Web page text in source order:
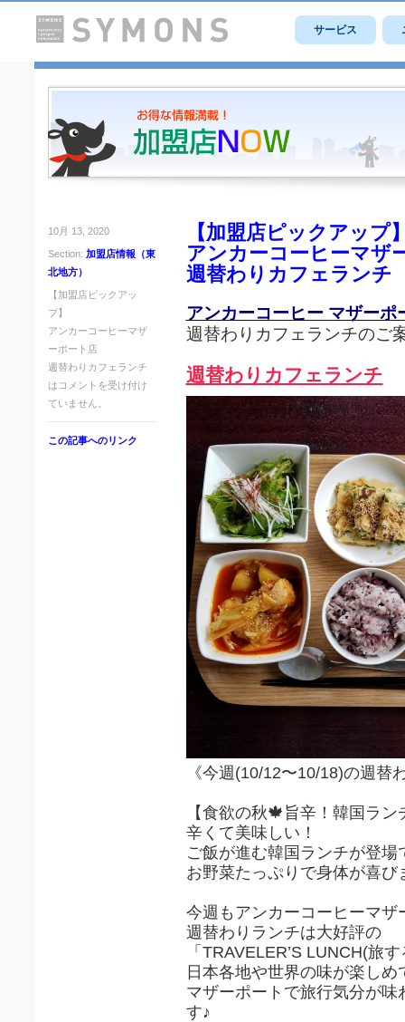
サービス
10月 13, 2020
Section: 加盟店情報（東
北地方）
【加盟店ピックアッ
プ】
アンカーコーヒーマザ
ーポート店
週替わりカフェランチ
は コメントを受け付け
ていません。
この記事へのリンク
【加盟店ピックアップ
アンカーコーヒーマザ
週替わりカフェランチ
アンカーコーヒー マザーポ
週替わりカフェランチのご
週替わりカフェランチ
《今週(10/12〜10/18)の週替
【食欲の秋🍁旨辛！韓国ラン
辛くて美味しい！
ご飯が進む韓国ランチが登場
お野菜たっぷりで身体が喜び
今週もアンカーコーヒーマザ
週替わりランチは大好評の
「TRAVELER’S LUNCH(旅
日本各地や世界の味が楽しめ
マザーポートで旅行気分が
す♪